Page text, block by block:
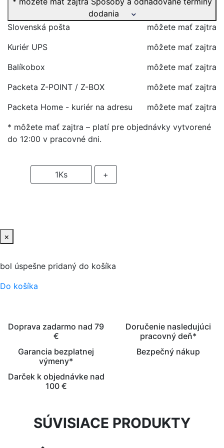
dodania
Slovenská pošta
môžete mať zajtra
Kuriér UPS
môžete mať zajtra
Balíkobox
môžete mať zajtra
Packeta Z-POINT / Z-BOX
môžete mať zajtra
Packeta Home - kuriér na adresu
môžete mať zajtra
* môžete mať zajtra – platí pre objednávky vytvorené
do 12:00 v pracovné dni.
1Ks +
×
bol úspešne pridaný do košíka
Do košíka
Doprava zadarmo nad 79
€
Doručenie nasledujúci
pracovný deň*
Garancia bezplatnej
výmeny*
Bezpečný nákup
Darček k objednávke nad
100 €
SÚVISIACE PRODUKTY